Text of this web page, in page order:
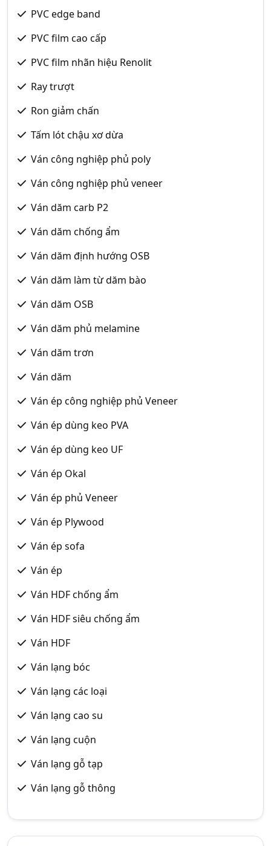
PVC edge band
PVC film cao cấp
PVC film nhãn hiệu Renolit
Ray trượt
Ron giảm chấn
Tấm lót chậu xơ dừa
Ván công nghiệp phủ poly
Ván công nghiệp phủ veneer
Ván dăm carb P2
Ván dăm chống ẩm
Ván dăm định hướng OSB
Ván dăm làm từ dăm bào
Ván dăm OSB
Ván dăm phủ melamine
Ván dăm trơn
Ván dăm
Ván ép công nghiệp phủ Veneer
Ván ép dùng keo PVA
Ván ép dùng keo UF
Ván ép Okal
Ván ép phủ Veneer
Ván ép Plywood
Ván ép sofa
Ván ép
Ván HDF chống ẩm
Ván HDF siêu chống ẩm
Ván HDF
Ván lạng bóc
Ván lạng các loại
Ván lạng cao su
Ván lạng cuộn
Ván lạng gỗ tạp
Ván lạng gỗ thông